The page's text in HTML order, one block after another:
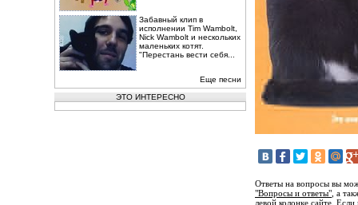
Забавный клип в
исполнении Tim Wambolt,
Nick Wambolt и нескольких
маленьких котят.
"Перестань вести себя...
Еще песни
ЭТО ИНТЕРЕСНО
Ответы на вопросы вы
"Вопросы и ответы" , а
левой колонке сайте.